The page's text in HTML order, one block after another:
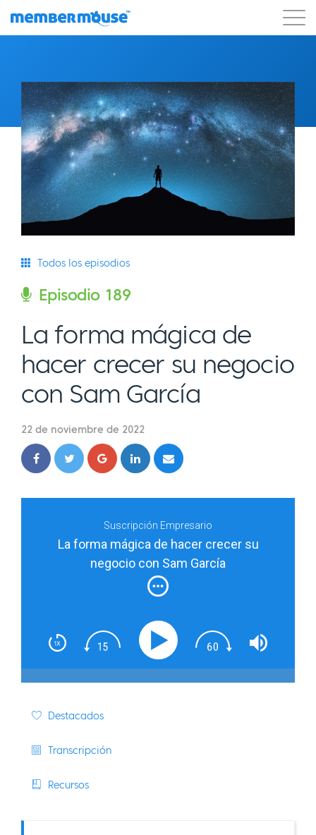
Comenzar
Todos los episodios
Episodio 189
La forma mágica de
hacer crecer su negocio
con Sam García
22 de noviembre de 2022
Suscripción Empresario
La forma mágica de hacer crecer su
negocio con Sam García
Destacados
Transcripción
Recursos